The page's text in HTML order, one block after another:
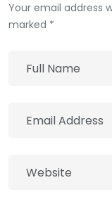
Your email address
marked *